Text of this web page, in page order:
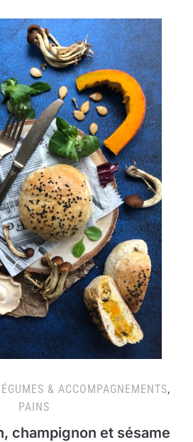
& ACCOMPAGNEMENTS,
PAINS
champignon et sésame